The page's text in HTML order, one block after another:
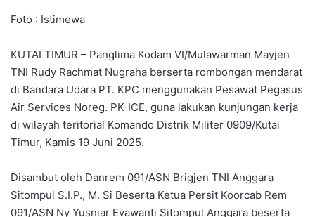
Foto : Istimewa
KUTAI TIMUR – Panglima Kodam VI/Mulawarman Mayjen
TNI Rudy Rachmat Nugraha berserta rombongan mendarat
di Bandara Udara PT. KPC menggunakan Pesawat Pegasus
Air Services Noreg. PK-ICE, guna lakukan kunjungan kerja
di wilayah teritorial Komando Distrik Militer 0909/Kutai
Timur, Kamis 19 Juni 2025.
Disambut oleh Danrem 091/ASN Brigjen TNI Anggara
Sitompul S.I.P., M. Si Beserta Ketua Persit Koorcab Rem
091/ASN Ny Yusniar Evawanti Sitompul Anggara beserta